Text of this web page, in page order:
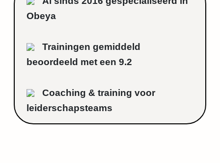
Obeya
Trainingen gemiddeld
beoordeeld met een 9.2
Coaching & training voor
leiderschapsteams